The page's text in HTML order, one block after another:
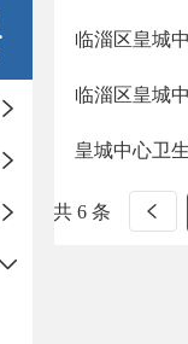
临淄区皇城
临淄区皇城
皇城中心卫
共 6 条